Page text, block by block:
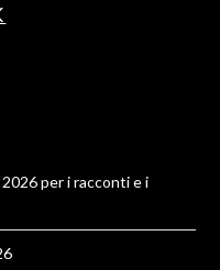
per i racconti e i